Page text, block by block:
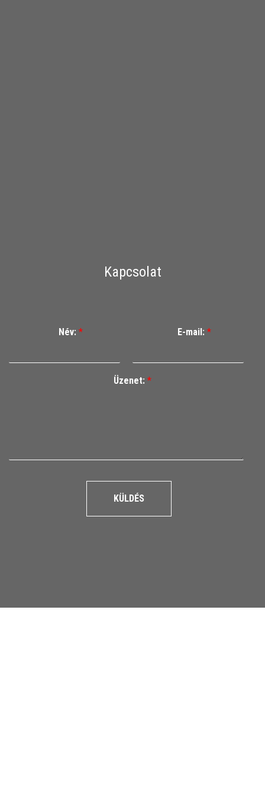
Kapcsolat
Név: * E-mail: *
Üzenet: *
KÜLDÉS